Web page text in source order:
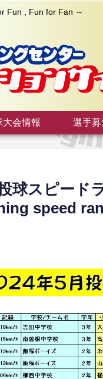
Fun , Fun for Fan ～
大会情報 選手募
球スピー
speed